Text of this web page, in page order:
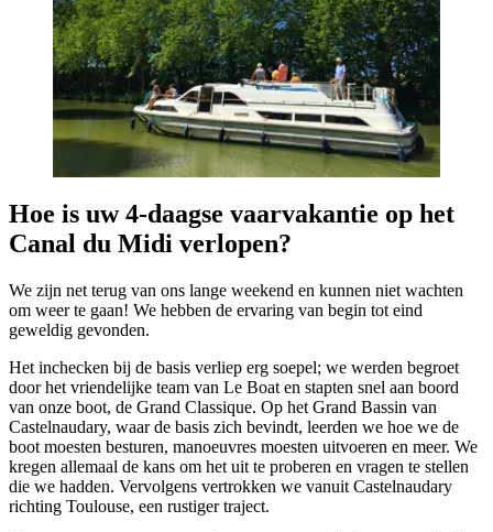
Hoe is uw 4‑daagse vaarvakantie op het
Canal du Midi verlopen?
We zijn net terug van ons lange weekend en kunnen niet wachten
om weer te gaan! We hebben de ervaring van begin tot eind
geweldig gevonden.
Het inchecken bij de basis verliep erg soepel; we werden begroet
door het vriendelijke team van Le Boat en stapten snel aan boord
van onze boot, de Grand Classique. Op het Grand Bassin van
Castelnaudary, waar de basis zich bevindt, leerden we hoe we de
boot moesten besturen, manoeuvres moesten uitvoeren en meer. We
kregen allemaal de kans om het uit te proberen en vragen te stellen
die we hadden. Vervolgens vertrokken we vanuit Castelnaudary
richting Toulouse, een rustiger traject.